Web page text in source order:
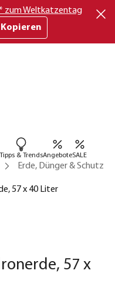
zum Weltkatzentag
Kopieren
Tipps & TrendsAngeboteSALE
Erde, Dünger & Schutz
57 x 40 Liter
57 x